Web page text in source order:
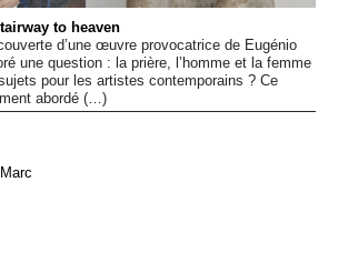
to heaven
d’une œuvre provocatrice de Eugénio
une question : la prière, l’homme et la femme
pour les artistes contemporains ? Ce
abordé (…)